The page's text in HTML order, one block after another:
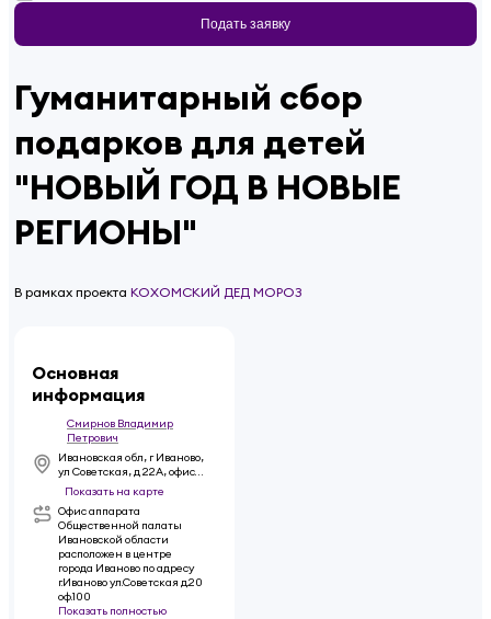
Подать заявку
Гуманитарный сбор
подарков для детей
"НОВЫЙ ГОД В НОВЫЕ
РЕГИОНЫ"
В рамках проекта КОХОМСКИЙ ДЕД МОРОЗ
Основная
информация
Смирнов Владимир
Петрович
Ивановская обл, г Иваново,
ул Советская, д 22А, офис
100
Показать на карте
Офис аппарата
Общественной палаты
Ивановской области
расположен в центре
города Иваново по адресу
г.Иваново ул.Советская д.20
оф.100
Показать полностью